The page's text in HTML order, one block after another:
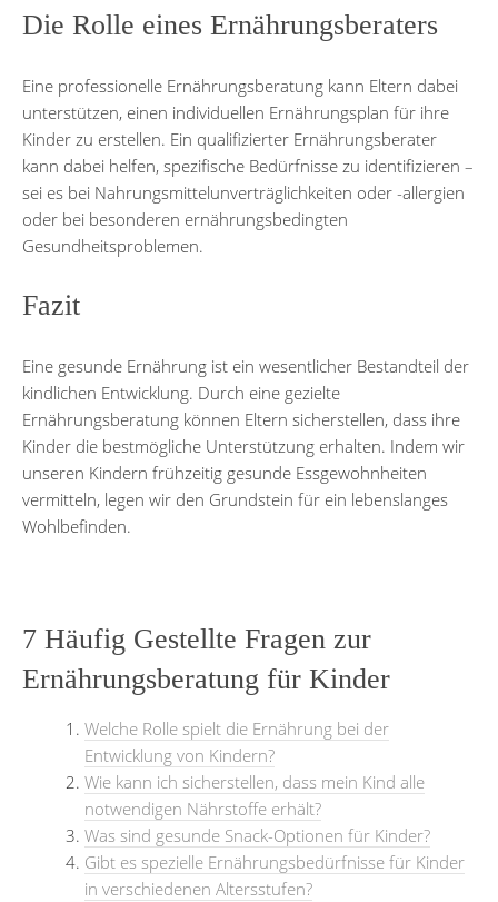
Die Rolle eines Ernährungsberaters
Eine professionelle Ernährungsberatung kann Eltern dabei
unterstützen, einen individuellen Ernährungsplan für ihre
Kinder zu erstellen. Ein qualifizierter Ernährungsberater
kann dabei helfen, spezifische Bedürfnisse zu identifizieren –
sei es bei Nahrungsmittelunverträglichkeiten oder -allergien
oder bei besonderen ernährungsbedingten
Gesundheitsproblemen.
Fazit
Eine gesunde Ernährung ist ein wesentlicher Bestandteil der
kindlichen Entwicklung. Durch eine gezielte
Ernährungsberatung können Eltern sicherstellen, dass ihre
Kinder die bestmögliche Unterstützung erhalten. Indem wir
unseren Kindern frühzeitig gesunde Essgewohnheiten
vermitteln, legen wir den Grundstein für ein lebenslanges
Wohlbefinden.
7 Häufig Gestellte Fragen zur
Ernährungsberatung für Kinder
Welche Rolle spielt die Ernährung bei der
Entwicklung von Kindern?
Wie kann ich sicherstellen, dass mein Kind alle
notwendigen Nährstoffe erhält?
Was sind gesunde Snack-Optionen für Kinder?
Gibt es spezielle Ernährungsbedürfnisse für Kinder
in verschiedenen Altersstufen?